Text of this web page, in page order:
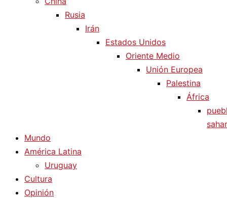
Rusia
Irán
Estados Unidos
Oriente Medio
Unión Europea
Palestina
África
Mundo
América Latina
Uruguay
Cultura
Opinión